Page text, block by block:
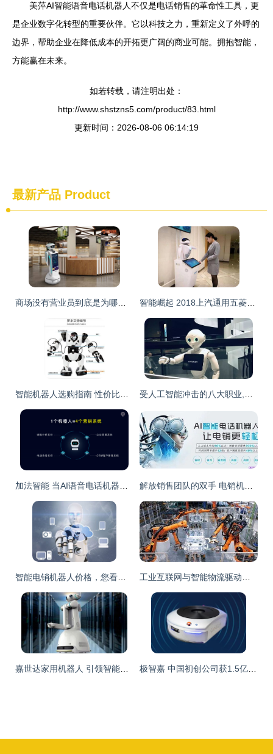
美萍AI智能语音电话机器人不仅是电话销售的革命性工具，更
是企业数字化转型的重要伙伴。它以科技之力，重新定义了外呼的
边界，帮助企业在降低成本的开拓更广阔的商业可能。拥抱智能，
方能赢在未来。
如若转载，请注明出处：
http://www.shstzns5.com/product/83.html
更新时间：2026-08-06 06:14:19
最新产品 Product